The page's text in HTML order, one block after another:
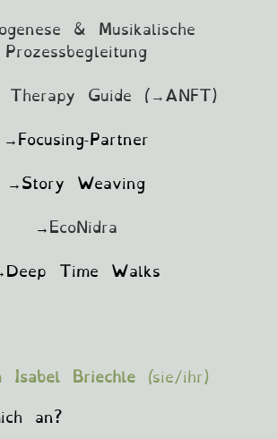
& Musikalische
Prozessbegleitung
Therapy Guide (→ANFT)
→Focusing-Partner
→Story Weaving
→EcoNidra
Time Walks
Isabel Briechle (sie/ihr)
an?